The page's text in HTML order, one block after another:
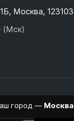
Москва, 123103
(Мск)
город — Москва